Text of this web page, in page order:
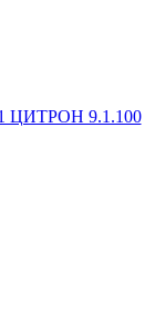
ЦИТРОН 9.1.100